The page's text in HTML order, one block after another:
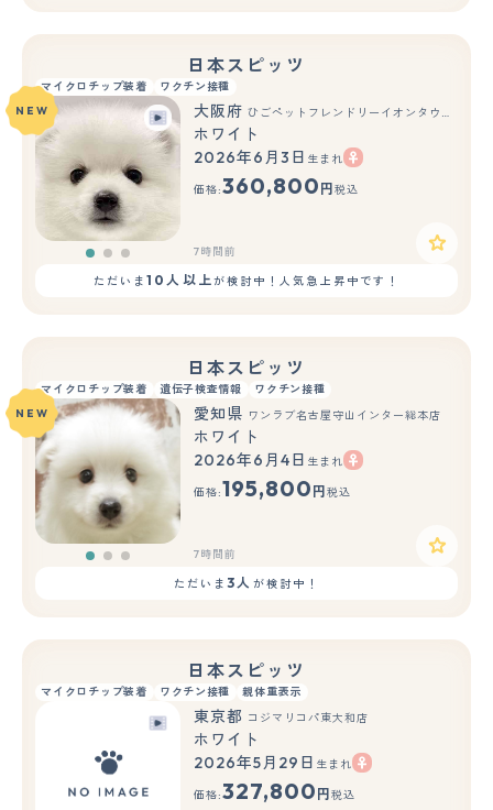
日本スピッツ
マイクロチップ装着 ワクチン接種
もっと見る
NEW 大阪府 ひごペットフレンドリーイオンタウン豊中庄内店
ホワイト
2026年6月3日 生まれ
価格:360,800 円 税込
7時間前
ただいま10人以上が検討中！人気急上昇中です！
日本スピッツ
マイクロチップ装着 遺伝子検査情報 ワクチン接種
もっと見る
NEW 愛知県 ワンラブ名古屋守山インター総本店
ホワイト
2026年6月4日 生まれ
価格:195,800 円 税込
7時間前
ただいま3人 が検討中！
日本スピッツ
マイクロチップ装着 ワクチン接種 親体重表示
東京都 コジマリコパ東大和店
ホワイト
2026年5月29日 生まれ
価格:327,800 円 税込